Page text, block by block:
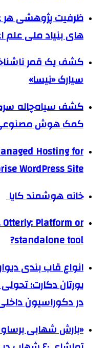
ظرفیت پژوهشی هر
های بنیاد ملی علم
کشف یک قمر
سیارک «نیسا»
کشف سیاه‌چاله
کمک هوش
Hosting for
WordPress Site
خانه هوشمند کایا
Otterly: Platform or
standalone tool?
انواع قاب بندی
یورتان دکارت؛
در دکوراسیون
«بارش شهابی